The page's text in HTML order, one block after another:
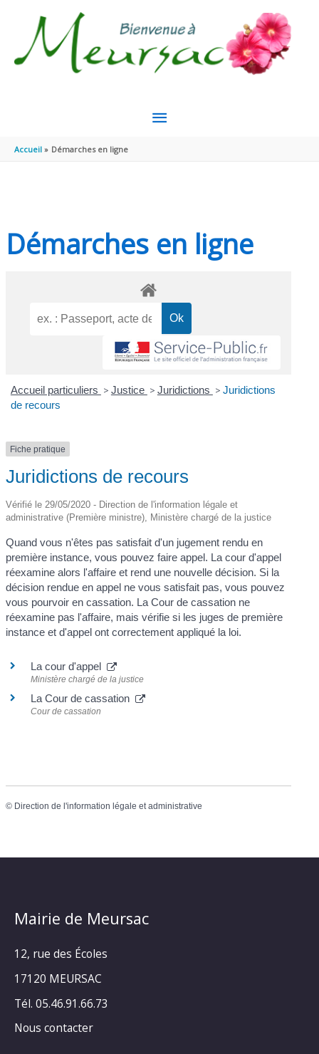
MENU
Accueil Démarches en ligne
Démarches en ligne
Accueil particuliers > Justice > Juridictions > Juridictions
de recours
Fiche pratique
Juridictions de recours
Vérifié le 29/05/2020 - Direction de l'information légale et
administrative (Première ministre), Ministère chargé de la justice
Quand vous n'êtes pas satisfait d'un jugement rendu en
première instance, vous pouvez faire appel. La cour d'appel
réexamine alors l'affaire et rend une nouvelle décision. Si la
décision rendue en appel ne vous satisfait pas, vous pouvez
vous pourvoir en cassation. La Cour de cassation ne
réexamine pas l'affaire, mais vérifie si les juges de première
instance et d'appel ont correctement appliqué la loi.
La cour d'appel
Ministère chargé de la justice
La Cour de cassation
Cour de cassation
© Direction de l'information légale et administrative
Mairie de Meursac
12, rue des Écoles
17120 MEURSAC
Tél. 05.46.91.66.73
Nous contacter